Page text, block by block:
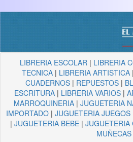
LIBRERIA ESCOLAR | LIBRERIA
TECNICA | LIBRERIA ARTISTICA |
CUADERNOS| REPUESTOS|
ESCRITURA| LIBRERIA VARIOS|
MARROQUINERIA | JUGUETERIA
IMPORTADO| JUGUETERIA JUEGOS
| JUGUETERIA BEBE| JUGUETERIA
MUÑECAS